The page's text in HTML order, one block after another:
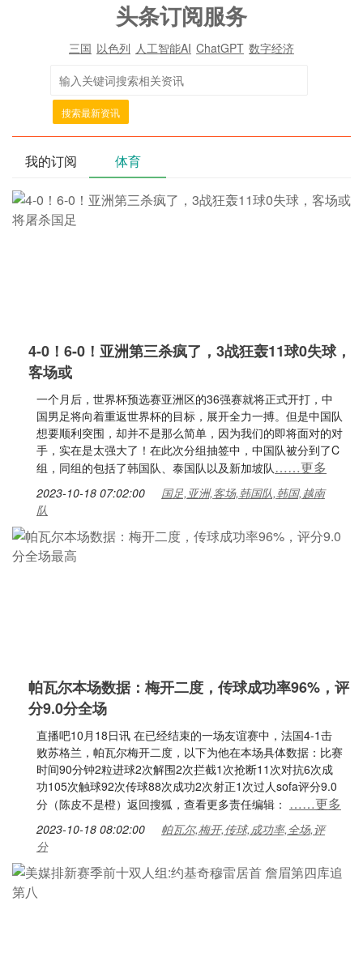
头条订阅服务
三国 以色列 人工智能AI ChatGPT 数字经济
搜索最新资讯
我的订阅 体育
4-0！6-0！亚洲第三杀疯了，3战狂轰11球0失球，
客场或
一个月后，世界杯预选赛亚洲区的36强赛就将正式开打，中
国男足将向着重返世界杯的目标，展开全力一搏。但是中国队
想要顺利突围，却并不是那么简单，因为我们的即将面对的对
手，实在是太强大了！在此次分组抽签中，中国队被分到了C
组，同组的包括了韩国队、泰国队以及新加坡队……更多
2023-10-18 07:02:00
国足,亚洲,客场,韩国队,韩国,越南
队
帕瓦尔本场数据：梅开二度，传球成功率96%，评
分9.0分全场
直播吧10月18日讯 在已经结束的一场友谊赛中，法国4-1击
败苏格兰，帕瓦尔梅开二度，以下为他在本场具体数据：比赛
时间90分钟2粒进球2次解围2次拦截1次抢断11次对抗6次成
功105次触球92次传球88次成功2次射正1次过人sofa评分9.0
分（陈皮不是橙）返回搜狐，查看更多责任编辑： ……更多
2023-10-18 08:02:00
帕瓦尔,梅开,传球,成功率,全场,评
分